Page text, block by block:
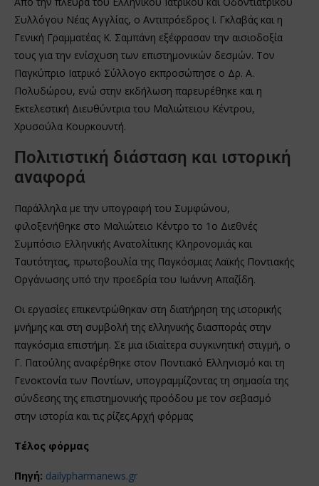
Συλλόγου Νέας Αγγλίας, ο Αντιπρόεδρος Ι. Γκλαβάς και η
Γενική Γραμματέας Κ. Σαμπάνη εξέφρασαν την αισιοδοξία
τους για την ενίσχυση των επιστημονικών δεσμών. Τον
Παγκύπριο Ιατρικό Σύλλογο εκπροσώπησε ο Δρ. Α.
Πολυδώρου, ενώ στην εκδήλωση παρευρέθηκε και η
Εκτελεστική Διευθύντρια του Μαλιώτειου Κέντρου,
Χρυσούλα Κουρκουντή.
Πολιτιστική διάσταση και ιστορική
αναφορά
Παράλληλα με την υπογραφή του Συμφώνου,
φιλοξενήθηκε στο Μαλιώτειο Κέντρο το 1ο Διεθνές
Συμπόσιο Ελληνικής Ανατολίτικης Κληρονομιάς και
Ταυτότητας, πρωτοβουλία της Παγκόσμιας Λαϊκής Ποντιακής
Οργάνωσης υπό την προεδρία του Ιωάννη Απαζίδη.
Οι εργασίες επικεντρώθηκαν στη διατήρηση της ιστορικής
μνήμης και στη συμβολή της ελληνικής διασποράς στην
παγκόσμια επιστήμη. Σε μια ιδιαίτερα συγκινητική στιγμή, ο
Γ. Πατούλης αναφέρθηκε στον Ποντιακό Ελληνισμό και τη
Γενοκτονία των Ποντίων, υπογραμμίζοντας τη σημασία της
σύνδεσης της επιστημονικής προόδου με τον σεβασμό
στην ιστορία και τις ρίζες.Αρχή φόρμας
Τέλος φόρμας
Πηγή: dailypharmanews.gr